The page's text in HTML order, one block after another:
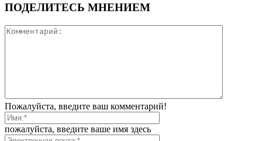
ПОДЕЛИТЕСЬ МНЕНИЕМ
Пожалуйста, введите ваш комментарий!
пожалуйста, введите ваше имя здесь